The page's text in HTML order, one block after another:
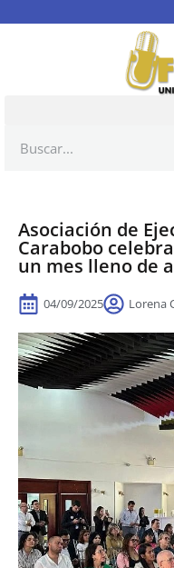
Asociación de
Carabobo
un mes lleno de
04/09/2025 Lorena